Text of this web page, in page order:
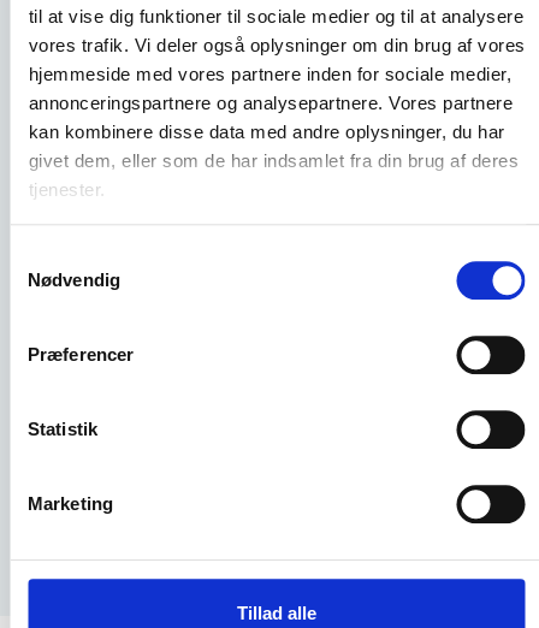
til at vise dig funktioner til sociale medier og til at analysere
vores trafik. Vi deler også oplysninger om din brug af vores
hjemmeside med vores partnere inden for sociale medier,
annonceringspartnere og analysepartnere. Vores partnere
kan kombinere disse data med andre oplysninger, du har
givet dem, eller som de har indsamlet fra din brug af deres
tjenester.
Nødvendig
Præferencer
Statistik
Marketing
Tillad alle
Grundskoler og ungdomsuddannelser
Øvrige uddannelsesinstitutioner Fritids- og ungdomsklubber
Antal elever Pris pr. skoleår (ekskl. moms)
1 - 100
201 - 300 3.093 kr.
5.155 kr.